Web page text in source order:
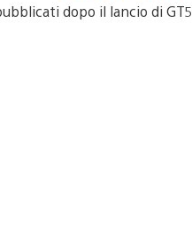
dopo il lancio di GT5.